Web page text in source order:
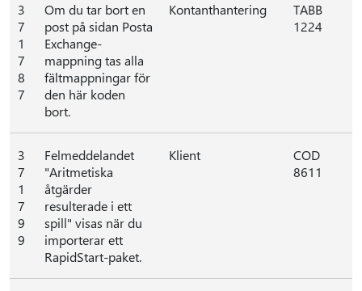
3
7
1
7
8
7
Om du tar bort en
post på sidan Posta
Exchange-
mappning tas alla
fältmappningar för
den här koden
bort.
Kontanthantering
TABB
1224
3
7
1
7
9
9
Felmeddelandet
"Aritmetiska
åtgärder
resulterade i ett
spill" visas när du
importerar ett
RapidStart-paket.
Klient
COD
8611